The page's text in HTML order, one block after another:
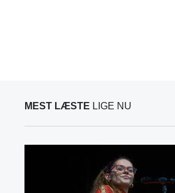
MEST LÆSTE LIGE NU